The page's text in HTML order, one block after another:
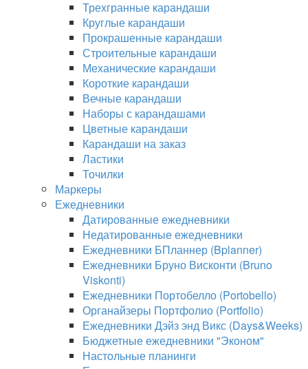
Трехгранные карандаши
Круглые карандаши
Прокрашенные карандаши
Строительные карандаши
Механические карандаши
Короткие карандаши
Вечные карандаши
Наборы с карандашами
Цветные карандаши
Карандаши на заказ
Ластики
Точилки
Маркеры
Ежедневники
Датированные ежедневники
Недатированные ежедневники
Ежедневники БПланнер (Bplanner)
Ежедневники Бруно Висконти (Bruno
Viskonti)
Ежедневники Портобелло (Portobello)
Органайзеры Портфолио (Portfolio)
Ежедневники Дэйз энд Викс (Days&Weeks)
Бюджетные ежедневники "Эконом"
Настольные планинги